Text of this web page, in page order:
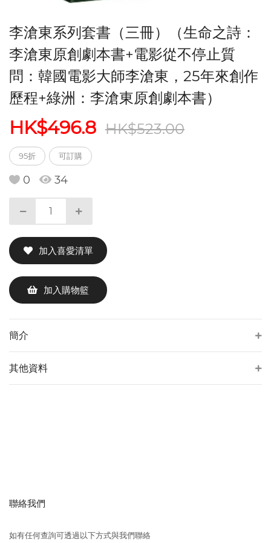
李滄東系列套書（三冊）（生命之詩：
李滄東原創劇本書+電影從不停止質
問：韓國電影大師李滄東，25年來創作
歷程+綠洲：李滄東原創劇本書）
HK$496.8 HK$523.00
95折 可訂購
0 34
加入喜愛清單
加入購物籃
簡介
其他資料
聯絡我們
如有任何查詢可透過以下方式與我們聯絡